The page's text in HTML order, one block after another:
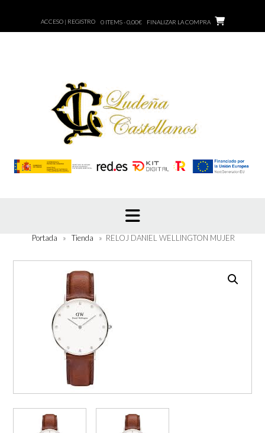
contenido
ACCESO | REGISTRO 0 ITEMS - 0,00€ FINALIZAR LA COMPRA
Portada » Tienda » RELOJ DANIEL WELLINGTON MUJER